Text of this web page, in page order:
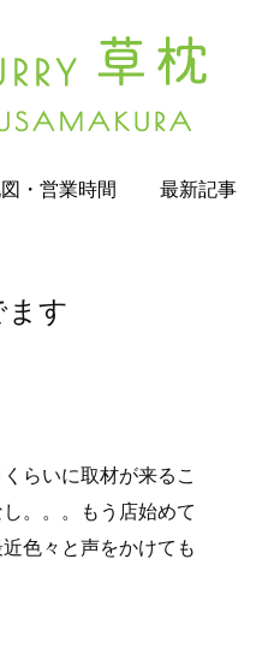
・営業時間 最新記事
す
らいに取材が来るこ
。。。もう店始めて
色々と声をかけても